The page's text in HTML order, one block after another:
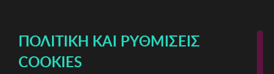
ΠΟΛΙΤΙΚΉ ΚΑΙ ΡΥΘΜΊΣΕΙΣ
COOKIES